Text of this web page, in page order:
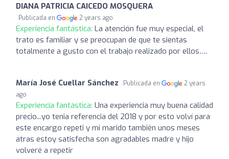
DIANA PATRICIA CAICEDO MOSQUERA
Publicada en 2 years ago
Experiencia fantástica: La atención fue muy especial, el
trato es familiar y se preocupan de que te sientas
totalmente a gusto con el trabajo realizado por ellos….
María José Cuellar Sánchez Publicada en
2 years
ago
Experiencia fantástica: Una experiencia muy buena calidad
precio...yo tenia referencia del 2018 y por esto volví para
este encargo repeti y mi marido también unos meses
atras estoy satisfecha son agradables madre y hijo
volveré a repetir